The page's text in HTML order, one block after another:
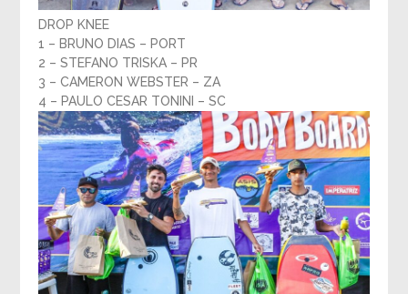
DROP KNEE
1 – BRUNO DIAS – PORT
2 – STEFANO TRISKA – PR
3 – CAMERON WEBSTER – ZA
4 – PAULO CESAR TONINI – SC